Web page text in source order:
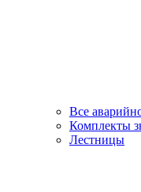
Все
Комплекты
Лестницы